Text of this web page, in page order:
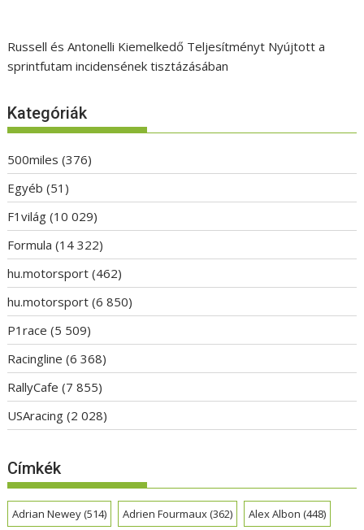
Russell és Antonelli Kiemelkedő Teljesítményt Nyújtott a
sprintfutam incidensének tisztázásában
Kategóriák
500miles (376)
Egyéb (51)
F1világ (10 029)
Formula (14 322)
hu.motorsport (462)
hu.motorsport (6 850)
P1race (5 509)
Racingline (6 368)
RallyCafe (7 855)
USAracing (2 028)
Címkék
Adrian Newey(514) Adrien Fourmaux(362) Alex Albon (448)